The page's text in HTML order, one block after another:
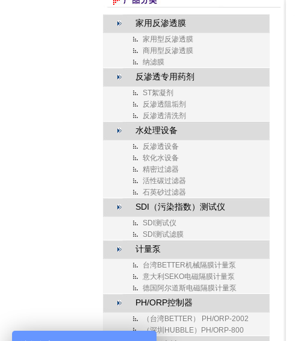
家用反渗透膜
家用型反渗透膜
商用型反渗透膜
纳滤膜
反渗透专用药剂
ST絮凝剂
反渗透阻垢剂
反渗透清洗剂
水处理设备
反渗透设备
软化水设备
精密过滤器
活性碳过滤器
石英砂过滤器
SDI（污染指数）测试仪
SDI测试仪
SDI测试滤膜
计量泵
台湾BETTER机械隔膜计量泵
意大利SEKO电磁隔膜计量泵
德国阿尔道斯电磁隔膜计量泵
PH/ORP控制器
（台湾BETTER） PH/ORP-2002
（深圳HUBBLE）PH/ORP-800